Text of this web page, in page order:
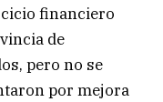
financiero
de
pero no se
por mejora